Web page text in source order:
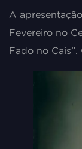
A
Fevereiro no
Fado no